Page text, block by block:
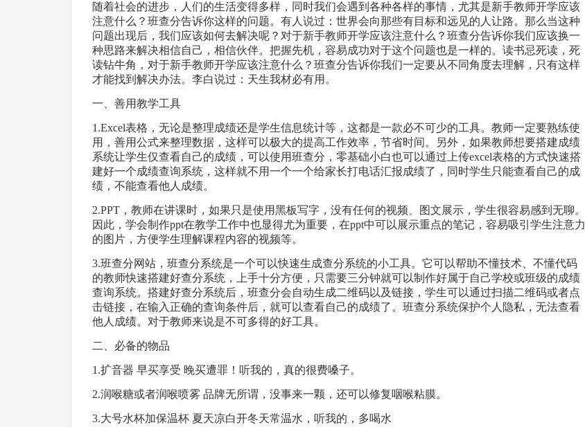
随着社会的进步，人们的生活变得多样，同时我们会遇到各种各样的事情，尤其是新手教师开学应该
注意什么？班查分告诉你这样的问题。有人说过：世界会向那些有目标和远见的人让路。那么当这种
问题出现后，我们应该如何去解决呢？对于新手教师开学应该注意什么？班查分告诉你我们应该换一
种思路来解决相信自己，相信伙伴。把握先机，容易成功对于这个问题也是一样的。读书忌死读，死
读钻牛角，对于新手教师开学应该注意什么？班查分告诉你我们一定要从不同角度去理解，只有这样
才能找到解决办法。李白说过：天生我材必有用。
一、善用教学工具
1.Excel表格，无论是整理成绩还是学生信息统计等，这都是一款必不可少的工具。教师一定要熟练使
用，善用公式来整理数据，这样可以极大的提高工作效率，节省时间。另外，如果教师想要搭建成绩
系统让学生仅查看自己的成绩，可以使用班查分，零基础小白也可以通过上传excel表格的方式快速搭
建好一个成绩查询系统，这样就不用一个一个给家长打电话汇报成绩了，同时学生只能查看自己的成
绩，不能查看他人成绩。
2.PPT，教师在讲课时，如果只是使用黑板写字，没有任何的视频、图文展示，学生很容易感到无聊。
因此，学会制作ppt在教学工作中也显得尤为重要，在ppt中可以展示重点的笔记，容易吸引学生注意力
的图片，方便学生理解课程内容的视频等。
3.班查分网站，班查分系统是一个可以快速生成查分系统的小工具。它可以帮助不懂技术、不懂代码
的教师快速搭建好查分系统，上手十分方便，只需要三分钟就可以制作好属于自己学校或班级的成绩
查询系统。搭建好查分系统后，班查分会自动生成二维码以及链接，学生可以通过扫描二维码或者点
击链接，在输入正确的查询条件后，就可以查看自己的成绩了。班查分系统保护个人隐私，无法查看
他人成绩。对于教师来说是不可多得的好工具。
二、必备的物品
1.扩音器 早买享受 晚买遭罪！听我的，真的很费嗓子。
2.润喉糖或者润喉喷雾 品牌无所谓，没事来一颗，还可以修复咽喉粘膜。
3.大号水杯加保温杯 夏天凉白开冬天常温水，听我的，多喝水